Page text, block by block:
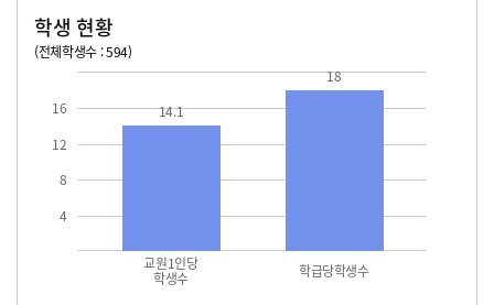
학생 현황
(전체학생수 : 594)
4
8
12
16
교원1인당
학생수 학급당학생수
14.1
18